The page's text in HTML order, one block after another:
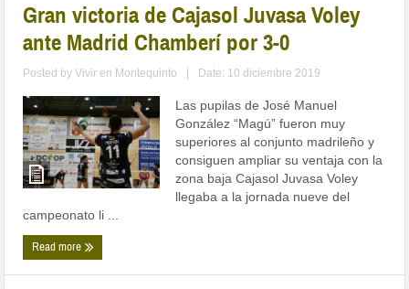
Gran victoria de Cajasol Juvasa Voley
ante Madrid Chamberí por 3-0
Posted byVivir en Montequinto Date: 10 diciembre 2019
Las pupilas de José Manuel
González “Magú” fueron muy
superiores al conjunto madrileño y
consiguen ampliar su ventaja con la
zona baja Cajasol Juvasa Voley
llegaba a la jornada nueve del
campeonato li ...
Read more